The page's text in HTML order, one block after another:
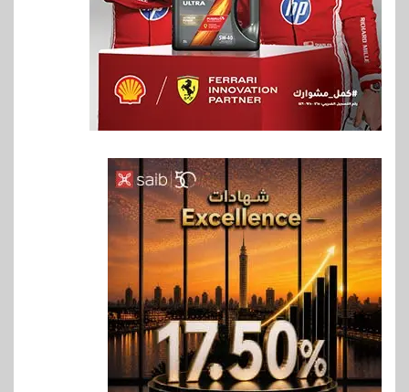
6 اخبار
فيكسد مصر و”حلول” تتشاركان
في تطوير أول منصة للسياحة
الصحية في مصر والشرق الأوسط
وأفريقيا Tour4Cure
سوق وصلة
هواوي: هاتف nova 15
Max بطارية ضخمة وتصميم متين
جهازًا مثاليًا للشباب